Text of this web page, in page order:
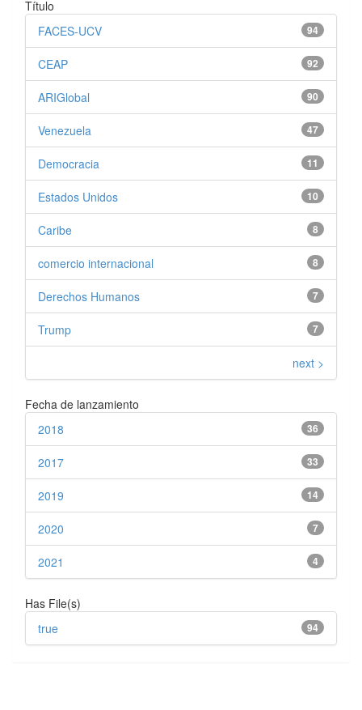
Título
94
FACES-UCV
92
CEAP
90
ARIGlobal
47
Venezuela
11
Democracia
10
Estados Unidos
8
Caribe
8
comercio internacional
7
Derechos Humanos
7
Trump
next >
Fecha de lanzamiento
36
2018
33
2017
14
2019
7
2020
4
2021
Has File(s)
94
true